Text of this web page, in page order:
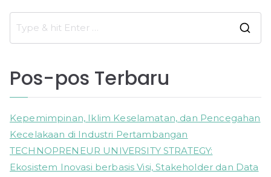
c
Pos-pos Terbaru
Kepemimpinan, Iklim Keselamatan, dan Pencegahan
Kecelakaan di Industri Pertambangan
TECHNOPRENEUR UNIVERSITY STRATEGY:
Ekosistem Inovasi berbasis Visi, Stakeholder dan Data